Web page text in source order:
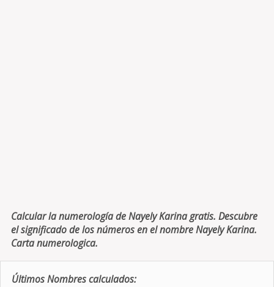
Calcular la numerología de Nayely Karina gratis. Descubre
el significado de los números en el nombre Nayely Karina.
Carta numerologica.
Últimos Nombres calculados: